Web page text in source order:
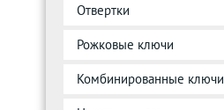
Отвертки
Рожковые ключи
Комбинированные ключи